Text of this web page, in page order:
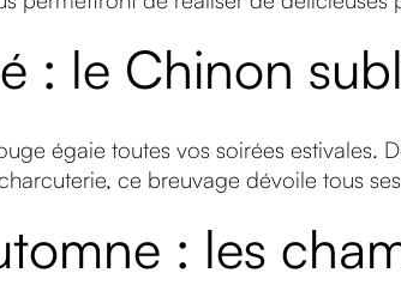
: le Chinon
égaie toutes vos soirées estivales.
ce breuvage dévoile tous
: les